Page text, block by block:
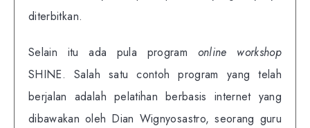
diterbitkan.
Selain itu ada pula program online workshop
SHINE. Salah satu contoh program yang telah
berjalan adalah pelatihan berbasis internet yang
dibawakan oleh Dian Wignyosastro, seorang guru